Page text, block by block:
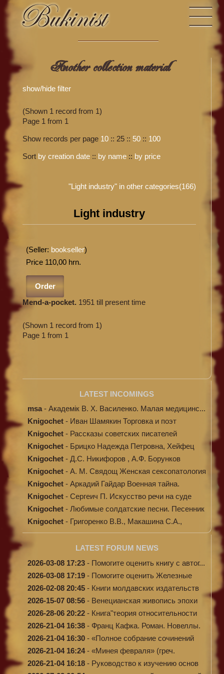
Another collection material
show/hide filter
(Shown 1 record from 1)
Page 1 from 1
Show records per page 10 :: 25 :: 50 :: 100
Sort by creation date :: by name :: by price
"Light industry" in other categories(166)
Light industry
(Seller: bookseller)
Price 110,00 hrn.
Order
Mend-a-pocket. 1951 till present time
(Shown 1 record from 1)
Page 1 from 1
LATEST INCOMINGS
msa - Академік В. Х. Василенко. Малая медицинс...
Knigochet - Иван Шамякин Торговка и поэт
Knigochet - Рассказы советских писателей
Knigochet - Брицко Надежда Петровна, Хейфец
Аркадий ...
Knigochet - Д.С. Никифоров , А.Ф. Борунков
Дипломати...
Knigochet - А. М. Свядощ Женская сексопатология
Knigochet - Аркадий Гайдар Военная тайна.
Судьба бар...
Knigochet - Сергеич П. Искусство речи на суде
Knigochet - Любимые солдатские песни. Песенник
(с н...
Knigochet - Григоренко В.В., Макашина С.А.,
Машински...
LATEST FORUM NEWS
2026-03-08 17:23 - Помогите оценить книгу с автог...
2026-03-08 17:19 - Помогите оценить Железные
доро...
2026-02-08 20:45 - Книги молдавских издательств
2026-15-07 08:56 - Венецианская живопись эпохи
Во...
2026-28-06 20:22 - Книга"теория относительности
и...
2026-21-04 16:38 - Франц Кафка. Роман. Новеллы.
П...
2026-21-04 16:30 - «Полное собрание сочинений
А.Н...
2026-21-04 16:24- «Минея февраля» (греч.
Μηναίον...
2026-21-04 16:18 - Руководство к изучению основ